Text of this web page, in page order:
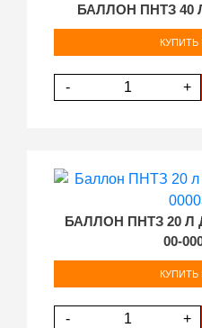
БАЛЛОН ПНТЗ
КУПИТЬ
- +
БАЛЛОН ПНТЗ 20
00-
КУПИТЬ
- +